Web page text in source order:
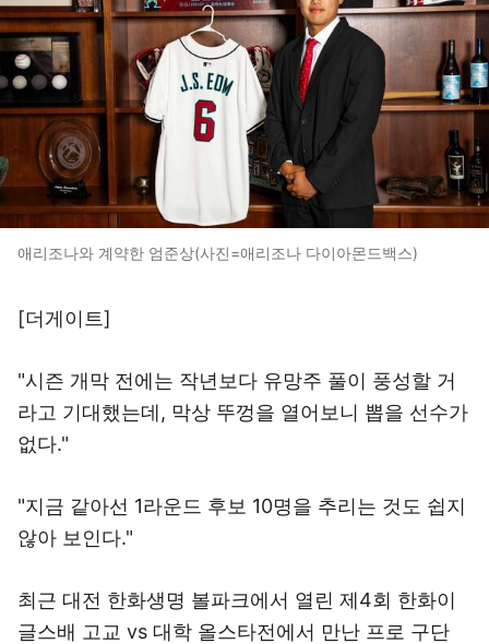
애리조나와 계약한 엄준상(사진=애리조나 다이아몬드백스)
[더게이트]
"시즌 개막 전에는 작년보다 유망주 풀이 풍성할 거
라고 기대했는데, 막상 뚜껑을 열어보니 뽑을 선수가
없다."
"지금 같아선 1라운드 후보 10명을 추리는 것도 쉽지
않아 보인다."
최근 대전 한화생명 볼파크에서 열린 제4회 한화이
글스배 고교 vs 대학 올스타전에서 만난 프로 구단